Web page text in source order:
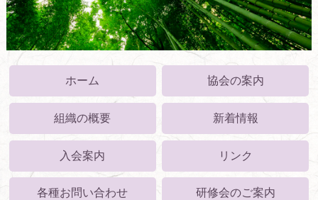
ホーム 協会の案内
組織の概要 新着情報
入会案内 リンク
各種お問い合わせ 研修会のご案内